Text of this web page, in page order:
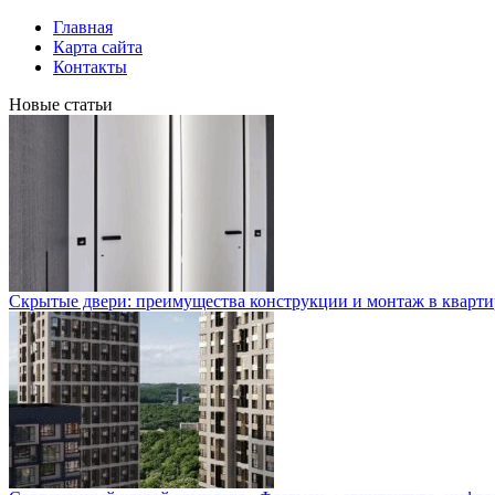
Главная
Карта сайта
Контакты
Новые статьи
Скрытые двери: преимущества конструкции и монтаж в